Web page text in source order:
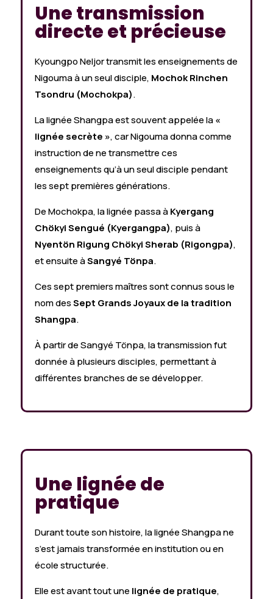
Une transmission
directe et précieuse
Kyoungpo Neljor transmit les enseignements de
Nigouma à un seul disciple, Mochok Rinchen
Tsondru (Mochokpa).
La lignée Shangpa est souvent appelée la«
lignée secrète », car Nigouma donna comme
instruction de ne transmettre ces
enseignements qu’à un seul disciple pendant
les sept premières générations.
De Mochokpa, la lignée passa àKyergang
Chökyi Sengué (Kyergangpa), puis à
Nyentön Rigung Chökyi Sherab (Rigongpa),
et ensuite àSangyé Tönpa.
Ces sept premiers maîtres sont connus sous le
nom desSept Grands Joyaux de la tradition
Shangpa.
À partir de Sangyé Tönpa, la transmission fut
donnée à plusieurs disciples, permettant à
différentes branches de se développer.
Une lignée de
pratique
Durant toute son histoire, la lignée Shangpa ne
s’est jamais transformée en institution ou en
école structurée.
Elle est avant tout une lignée de pratique,